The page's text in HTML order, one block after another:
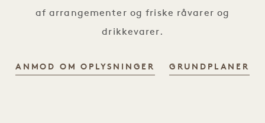
af arrangementer og friske råvarer og
drikkevarer.
ANMOD OM OPLYSNINGER GRUNDPLANER